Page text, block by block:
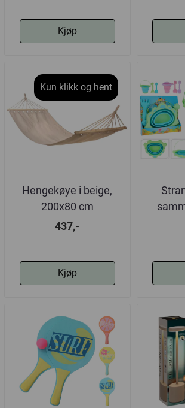
Kjøp
Kun klikk og hent
Hengekøye i beige,
200x80 cm
437,-
Kjøp